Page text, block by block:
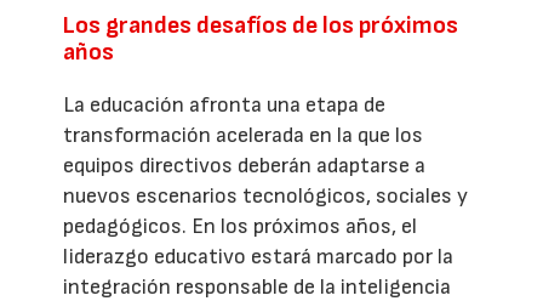
Los grandes desafíos de los próximos
años
La educación afronta una etapa de
transformación acelerada en la que los
equipos directivos deberán adaptarse a
nuevos escenarios tecnológicos, sociales y
pedagógicos. En los próximos años, el
liderazgo educativo estará marcado por la
integración responsable de la inteligencia